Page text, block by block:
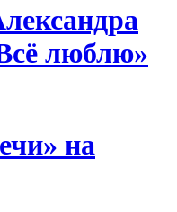
люблю»
на